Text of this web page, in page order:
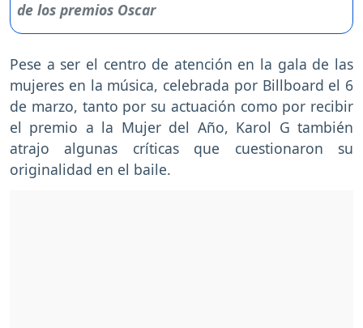
Pese a ser el centro de atención en la gala de las
mujeres en la música, celebrada por Billboard el 6
de marzo, tanto por su actuación como por recibir
el premio a la Mujer del Año, Karol G también
atrajo algunas críticas que cuestionaron su
originalidad en el baile.